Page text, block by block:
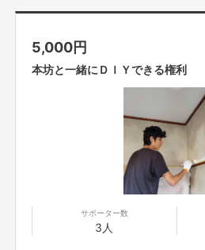
畑では、収穫イベントを行い採れたてお野
鍋をいただこうと思います。
竹林では、何と言っても春のたけのこ狩り
5,000円
本坊と一緒にＤＩＹできる権利
サポーター数
3人